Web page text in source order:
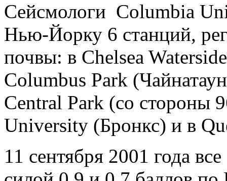
Сейсмологи Columbia
Нью-Йорку 6 станций,
почвы: в Chelsea
Columbus Park
Central Park (со стороны
University (Бронкс) и в
11 сентября 2001 года